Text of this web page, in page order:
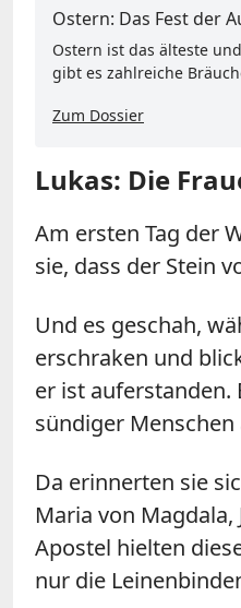
Ostern: Das Fest der
Ostern ist das älteste
gibt es zahlreiche
Zum Dossier
Lukas: Die
Am ersten Tag der
sie, dass der Stein
Und es geschah,
erschraken und
er ist auferstanden.
sündiger
Da erinnerten sie
Maria von
Apostel hielten
nur die